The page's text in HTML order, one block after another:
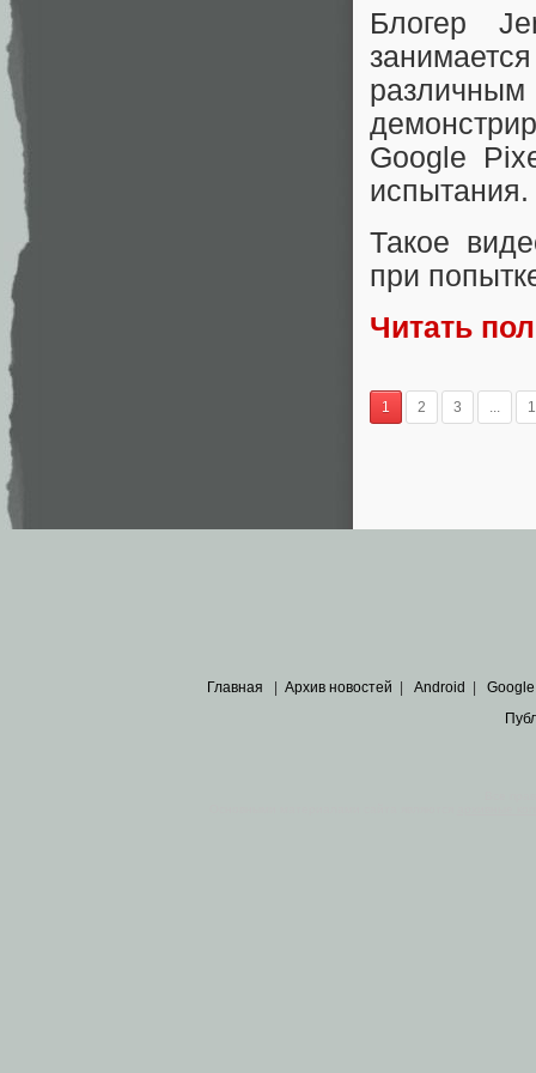
Блогер
Google
испытания.
Такое
при
Читать
1 2 3 ...
Главная Архив новостей Android Google